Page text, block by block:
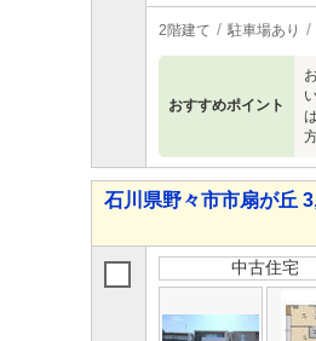
2階建て 駐車場あり
おすすめポイント
石川県野々市市扇が丘
中古住宅